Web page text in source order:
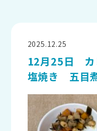
2025.12.25
12月25日 カ
塩焼き 五目